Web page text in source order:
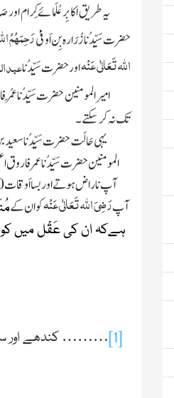
یہ طریق اکابِر عُلَمائے کِرام
حضرت سَیِّدُنا زُرَارہ بِن اَوفیٰرَحِمَہُمُ
اللہتَعَالٰی عَنْہاور حضرت سَیِّدُنا
امیر المومنین حضرت سَیِّدُنا
تک نہ کر سکتے۔
یہی حَالَت حضرت سَیِّدُنا سعید
المومنین حضرت سَیِّدُنا عمر فاروق
آپرَضِیَاللہتَعَالٰی عَنْہکو ان کے
ہےکہ ان کی عَقْل میں
[1]……… کندھے اور